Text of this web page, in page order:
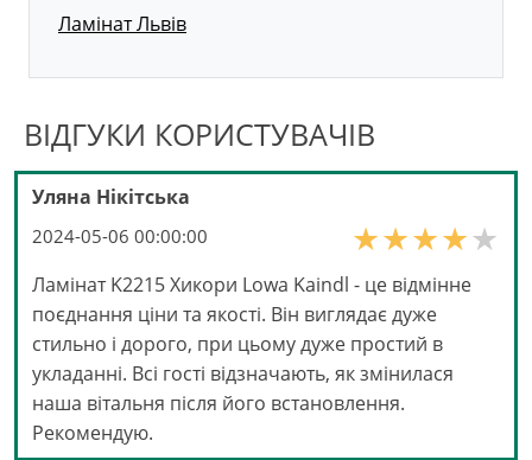
Ламінат Львів
ВІДГУКИ КОРИСТУВАЧІВ
Уляна Нікітська
2024-05-06 00:00:00
Ламінат K2215 Хикори Lowa Kaindl - це відмінне
поєднання ціни та якості. Він виглядає дуже
стильно і дорого, при цьому дуже простий в
укладанні. Всі гості відзначають, як змінилася
наша вітальня після його встановлення.
Рекомендую.